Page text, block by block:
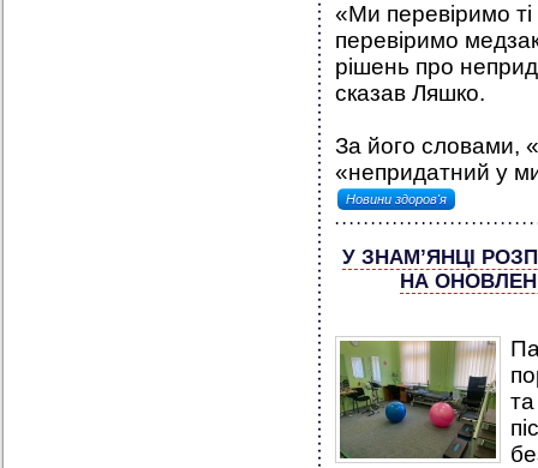
«Ми перевіримо
перевіримо
рішень про
сказав Ляшко.
За його словами,
«непридатний у
Новини здоров'я
У ЗНАМ’ЯНЦІ
НА